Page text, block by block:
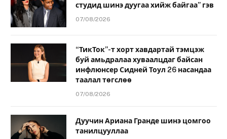
студид шинэ дуугаа хийж байгаа” гэв
07/08/2026
“ТикТок”-т хорт хавдартай тэмцэж
буй амьдралаа хуваалцдаг байсан
инфлюнсер Сидней Тоул 26 насандаа
таалал төгслөө
07/08/2026
Дуучин Ариана Гранде шинэ цомгоо
танилцууллаа